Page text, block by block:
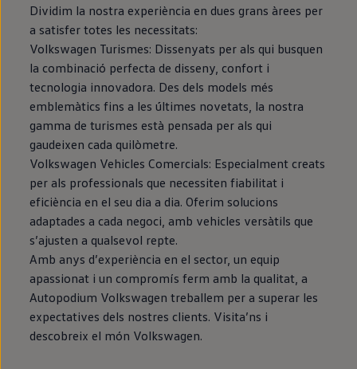
Dividim la nostra experiència en dues grans àrees per
a satisfer totes les necessitats:
Volkswagen Turismes: Dissenyats per als qui busquen
la combinació perfecta de disseny, confort i
tecnologia innovadora. Des dels models més
emblemàtics fins a les últimes novetats, la nostra
gamma de turismes està pensada per als qui
gaudeixen cada quilòmetre.
Volkswagen Vehicles Comercials: Especialment creats
per als professionals que necessiten fiabilitat i
eficiència en el seu dia a dia. Oferim solucions
adaptades a cada negoci, amb vehicles versàtils que
s’ajusten a qualsevol repte.
Amb anys d’experiència en el sector, un equip
apassionat i un compromís ferm amb la qualitat, a
Autopodium Volkswagen treballem per a superar les
expectatives dels nostres clients. Visita’ns i
descobreix el món Volkswagen.